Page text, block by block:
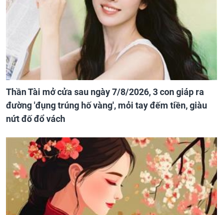
Thần Tài mở cửa sau ngày 7/8/2026, 3 con giáp ra
đường 'đụng trúng hố vàng', mỏi tay đếm tiền, giàu
nứt đố đổ vách